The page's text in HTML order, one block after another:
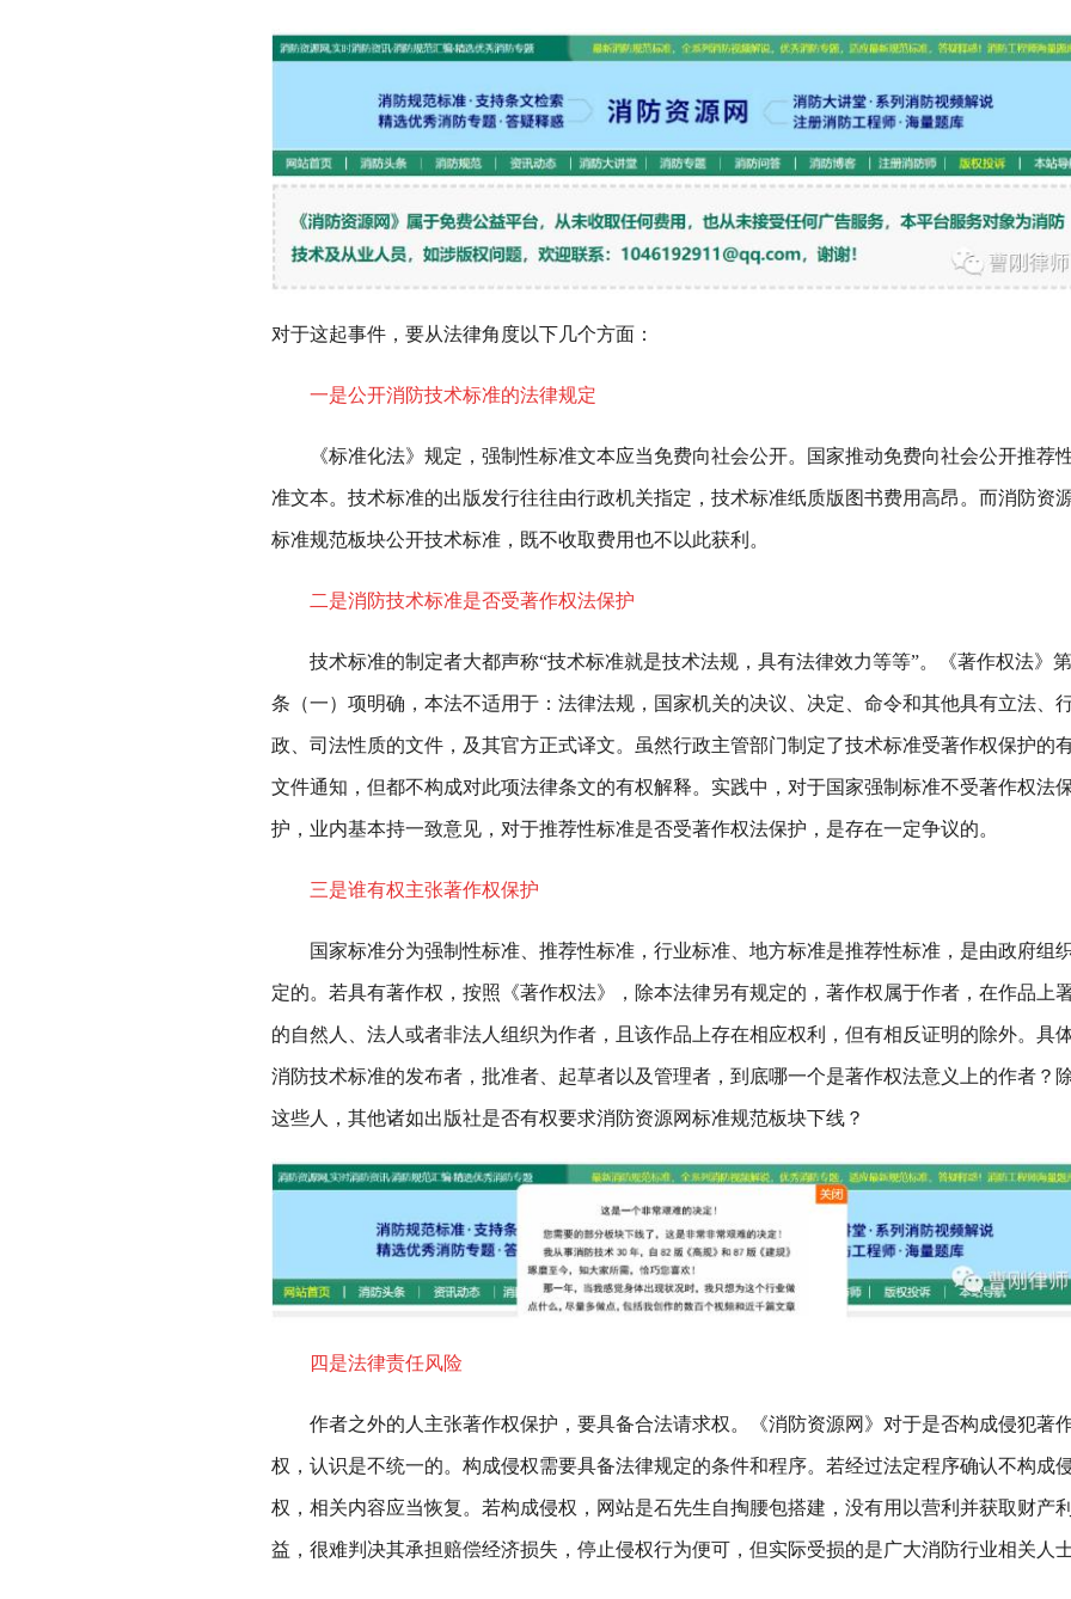
对于这起事件，要从法律角度以下几个方面：
一是公开消防技术标准的法律规定
《标准化法》规定，强制性标准文本应当免费向社会公开。国家推动免费向社会公开推荐
准文本。技术标准的出版发行往往由行政机关指定，技术标准纸质版图书费用高昂。而消防资
标准规范板块公开技术标准，既不收取费用也不以此获利。
二是消防技术标准是否受著作权法保护
技术标准的制定者大都声称“技术标准就是技术法规，具有法律效力等等”。《著作权法》
条（一）项明确，本法不适用于：法律法规，国家机关的决议、决定、命令和其他具有立法、
政、司法性质的文件，及其官方正式译文。虽然行政主管部门制定了技术标准受著作权保护的
文件通知，但都不构成对此项法律条文的有权解释。实践中，对于国家强制标准不受著作权法
护，业内基本持一致意见，对于推荐性标准是否受著作权法保护，是存在一定争议的。
三是谁有权主张著作权保护
国家标准分为强制性标准、推荐性标准，行业标准、地方标准是推荐性标准，是由政府组
定的。若具有著作权，按照《著作权法》，除本法律另有规定的，著作权属于作者，在作品上
的自然人、法人或者非法人组织为作者，且该作品上存在相应权利，但有相反证明的除外。具
消防技术标准的发布者，批准者、起草者以及管理者，到底哪一个是著作权法意义上的作者？
这些人，其他诸如出版社是否有权要求消防资源网标准规范板块下线？
四是法律责任风险
作者之外的人主张著作权保护，要具备合法请求权。《消防资源网》对于是否构成侵犯著
权，认识是不统一的。构成侵权需要具备法律规定的条件和程序。若经过法定程序确认不构成
权，相关内容应当恢复。若构成侵权，网站是石先生自掏腰包搭建，没有用以营利并获取财产
益，很难判决其承担赔偿经济损失，停止侵权行为便可，但实际受损的是广大消防行业相关人